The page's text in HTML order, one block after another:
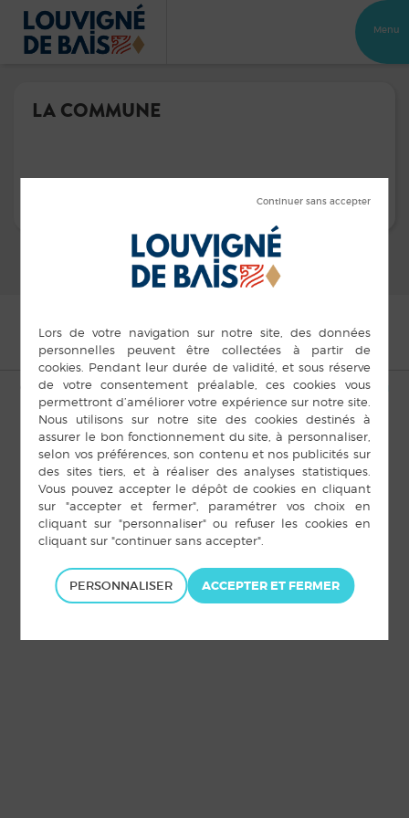
Menu
LA COMMUNE
© Copyright Louvigné-de-Bais 2015 |Mentions légales| Plan du
site|Cookies|Accès privé
PERSONNALISER